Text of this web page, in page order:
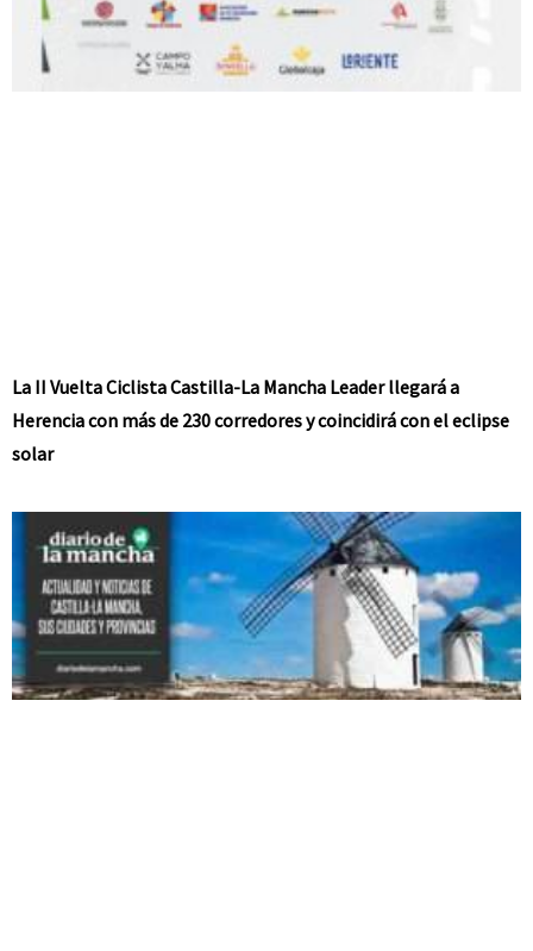
La II Vuelta Ciclista Castilla-La Mancha Leader llegará a
Herencia con más de 230 corredores y coincidirá con el eclipse
solar